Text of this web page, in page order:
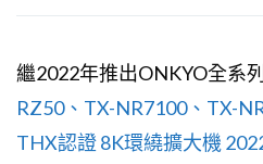
繼2022年推出ONKYO全系
RZ50、TX-NR7100、TX-
THX認證 8K環繞擴大機